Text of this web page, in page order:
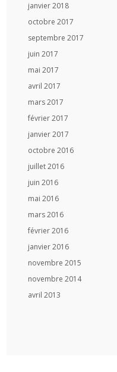
janvier 2018
octobre 2017
septembre 2017
juin 2017
mai 2017
avril 2017
mars 2017
février 2017
janvier 2017
octobre 2016
juillet 2016
juin 2016
mai 2016
mars 2016
février 2016
janvier 2016
novembre 2015
novembre 2014
avril 2013